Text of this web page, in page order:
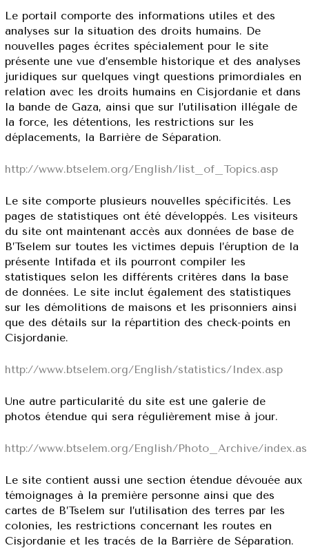
Le portail comporte des informations utiles et des
analyses sur la situation des droits humains. De
nouvelles pages écrites spécialement pour le site
présente une vue d’ensemble historique et des analyses
juridiques sur quelques vingt questions primordiales en
relation avec les droits humains en Cisjordanie et dans
la bande de Gaza, ainsi que sur l’utilisation illégale de
la force, les détentions, les restrictions sur les
déplacements, la Barrière de Séparation.
http://www.btselem.org/English/list_of_Topics.asp
Le site comporte plusieurs nouvelles spécificités. Les
pages de statistiques ont été développés. Les visiteurs
du site ont maintenant accès aux données de base de
B’Tselem sur toutes les victimes depuis l’éruption de la
présente Intifada et ils pourront compiler les
statistiques selon les différents critères dans la base
de données. Le site inclut également des statistiques
sur les démolitions de maisons et les prisonniers ainsi
que des détails sur la répartition des check-points en
Cisjordanie.
http://www.btselem.org/English/statistics/Index.asp
Une autre particularité du site est une galerie de
photos étendue qui sera régulièrement mise à jour.
http://www.btselem.org/English/Photo_Archive/
Le site contient aussi une section étendue dévouée aux
témoignages à la première personne ainsi que des
cartes de B’Tselem sur l’utilisation des terres par les
colonies, les restrictions concernant les routes en
Cisjordanie et les tracés de la Barrière de Séparation.